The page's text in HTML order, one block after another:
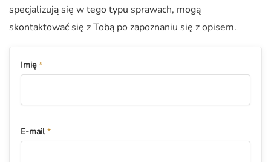
specjalizują się w tego typu sprawach, mogą
skontaktować się z Tobą po zapoznaniu się z opisem.
Imię*
E-mail*